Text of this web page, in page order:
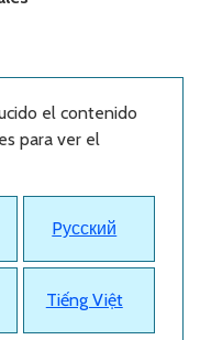
el contenido
para ver el
Pусский
Tiếng Việt